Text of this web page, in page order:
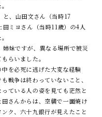
、山田文さん（当時17
ミヨさん（当時11歳）の4人
妹ですが、異なる場所で被災
らいました。
を必死に逃げた大変な経験
戦争は終わっていないこと、
ている人の姿を見ても茫然と
さんからは、空襲で一面焼け
ク、六十九銀行が見えたこと